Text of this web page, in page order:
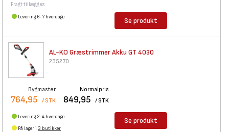
Fragt tillægges
Levering 6-7 hverdage Se produkt
AL-KO Græstrimmer Akku GT 4030
235270
Bygmaster
764,95 / STK
Normalpris
849,95 / STK
Levering 2-4 hverdage
På lager i 3 butikker
Se produkt